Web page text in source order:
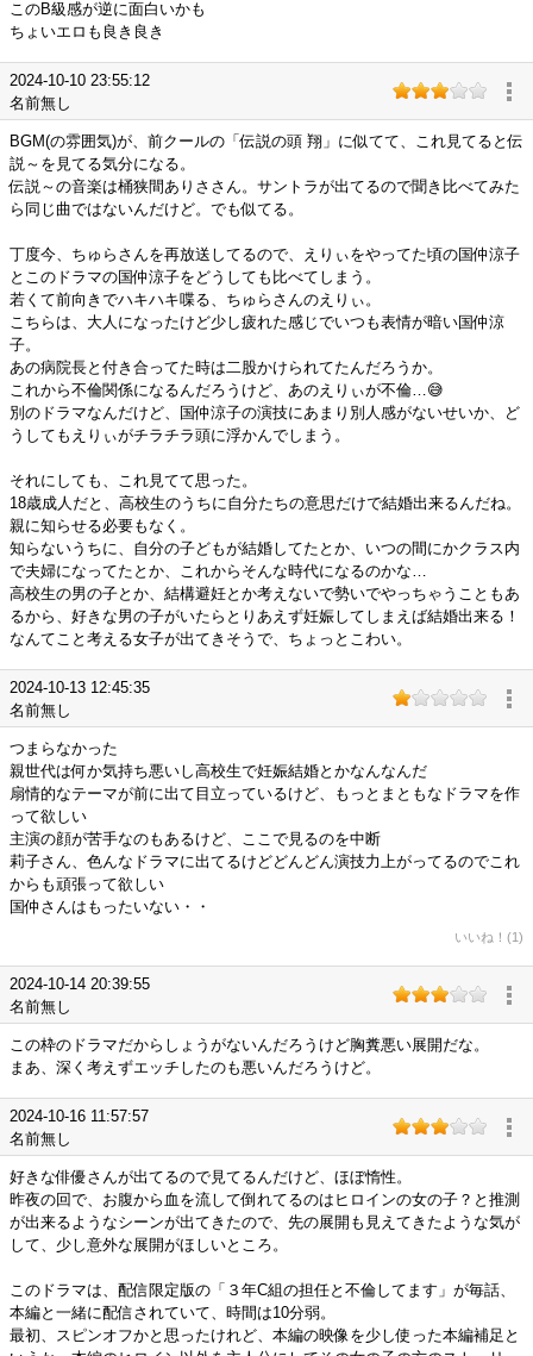
このB級感が逆に面白いかも
ちょいエロも良き良き
2024-10-10 23:55:12
名前無し
BGM(の雰囲気)が、前クールの「伝説の頭 翔」に似てて、これ見てると伝
説～を見てる気分になる。
伝説～の音楽は桶狭間ありささん。サントラが出てるので聞き比べてみた
ら同じ曲ではないんだけど。でも似てる。
丁度今、ちゅらさんを再放送してるので、えりぃをやってた頃の国仲涼子
とこのドラマの国仲涼子をどうしても比べてしまう。
若くて前向きでハキハキ喋る、ちゅらさんのえりぃ。
こちらは、大人になったけど少し疲れた感じでいつも表情が暗い国仲涼
子。
あの病院長と付き合ってた時は二股かけられてたんだろうか。
これから不倫関係になるんだろうけど、あのえりぃが不倫…😅
別のドラマなんだけど、国仲涼子の演技にあまり別人感がないせいか、ど
うしてもえりぃがチラチラ頭に浮かんでしまう。
それにしても、これ見てて思った。
18歳成人だと、高校生のうちに自分たちの意思だけで結婚出来るんだね。
親に知らせる必要もなく。
知らないうちに、自分の子どもが結婚してたとか、いつの間にかクラス内
で夫婦になってたとか、これからそんな時代になるのかな…
高校生の男の子とか、結構避妊とか考えないで勢いでやっちゃうこともあ
るから、好きな男の子がいたらとりあえず妊娠してしまえば結婚出来る！
なんてこと考える女子が出てきそうで、ちょっとこわい。
2024-10-13 12:45:35
名前無し
つまらなかった
親世代は何か気持ち悪いし高校生で妊娠結婚とかなんなんだ
扇情的なテーマが前に出て目立っているけど、もっとまともなドラマを作
って欲しい
主演の顔が苦手なのもあるけど、ここで見るのを中断
莉子さん、色んなドラマに出てるけどどんどん演技力上がってるのでこれ
からも頑張って欲しい
国仲さんはもったいない・・
いいね！(1)
2024-10-14 20:39:55
名前無し
この枠のドラマだからしょうがないんだろうけど胸糞悪い展開だな。
まあ、深く考えずエッチしたのも悪いんだろうけど。
2024-10-16 11:57:57
名前無し
好きな俳優さんが出てるので見てるんだけど、ほぼ惰性。
昨夜の回で、お腹から血を流して倒れてるのはヒロインの女の子？と推測
が出来るようなシーンが出てきたので、先の展開も見えてきたような気が
して、少し意外な展開がほしいところ。
このドラマは、配信限定版の「３年C組の担任と不倫してます」が毎話、
本編と一緒に配信されていて、時間は10分弱。
最初、スピンオフかと思ったけれど、本編の映像を少し使った本編補足と